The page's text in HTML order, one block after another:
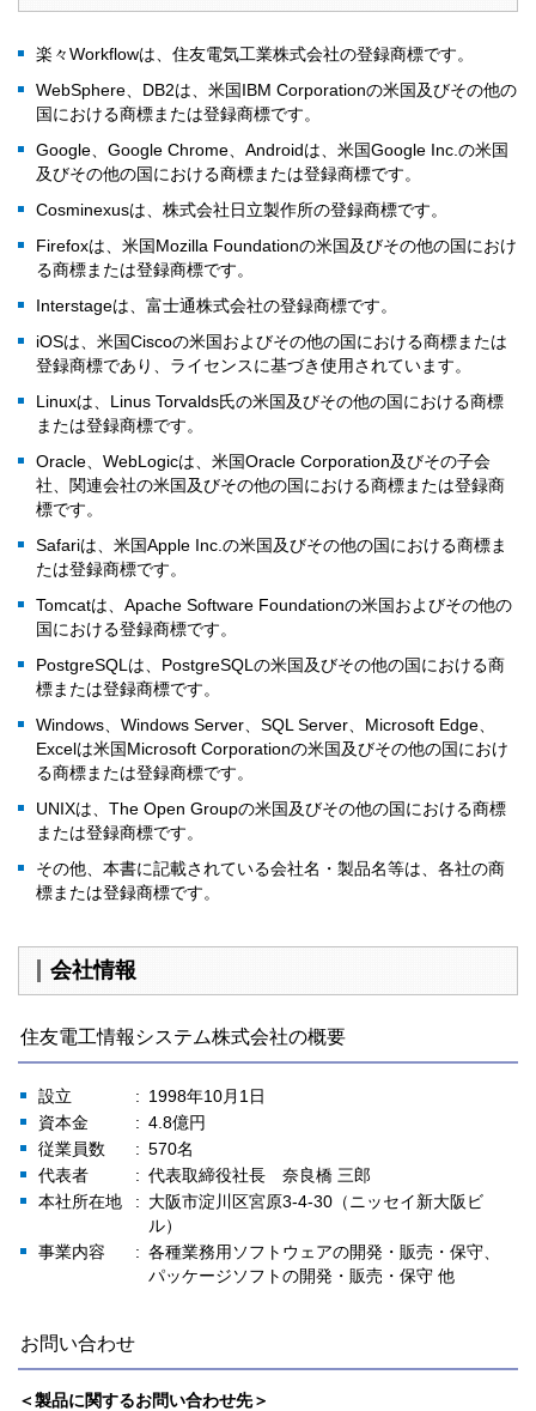
楽々Workflowは、住友電気工業株式会社の登録商標です。
WebSphere、DB2は、米国IBM Corporationの米国及びその他の
国における商標または登録商標です。
Google、Google Chrome、Androidは、米国Google Inc.の米国
及びその他の国における商標または登録商標です。
Cosminexusは、株式会社日立製作所の登録商標です。
Firefoxは、米国Mozilla Foundationの米国及びその他の国におけ
る商標または登録商標です。
Interstageは、富士通株式会社の登録商標です。
iOSは、米国Ciscoの米国およびその他の国における商標または
登録商標であり、ライセンスに基づき使用されています。
Linuxは、Linus Torvalds氏の米国及びその他の国における商標
または登録商標です。
Oracle、WebLogicは、米国Oracle Corporation及びその子会
社、関連会社の米国及びその他の国における商標または登録商
標です。
Safariは、米国Apple Inc.の米国及びその他の国における商標ま
たは登録商標です。
Tomcatは、Apache Software Foundationの米国およびその他の
国における登録商標です。
PostgreSQLは、PostgreSQLの米国及びその他の国における商
標または登録商標です。
Windows、Windows Server、SQL Server、Microsoft Edge、
Excelは米国Microsoft Corporationの米国及びその他の国におけ
る商標または登録商標です。
UNIXは、The Open Groupの米国及びその他の国における商標
または登録商標です。
その他、本書に記載されている会社名・製品名等は、各社の商
標または登録商標です。
会社情報
住友電工情報システム株式会社の概要
設立
1998年10月1日
資本金
4.8億円
従業員数
570名
代表者
代表取締役社長 奈良橋 三郎
本社所在地
大阪市淀川区宮原3-4-30（ニッセイ新大阪ビ
ル）
事業内容
各種業務用ソフトウェアの開発・販売・保守、
パッケージソフトの開発・販売・保守 他
お問い合わせ
＜製品に関するお問い合わせ先＞